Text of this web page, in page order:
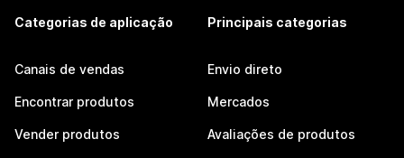
Categorias de aplicação
Canais de vendas
Encontrar produtos
Vender produtos
Principais categorias
Envio direto
Mercados
Avaliações de produtos